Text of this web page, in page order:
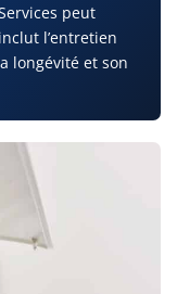
peut
l’entretien
longévité et son